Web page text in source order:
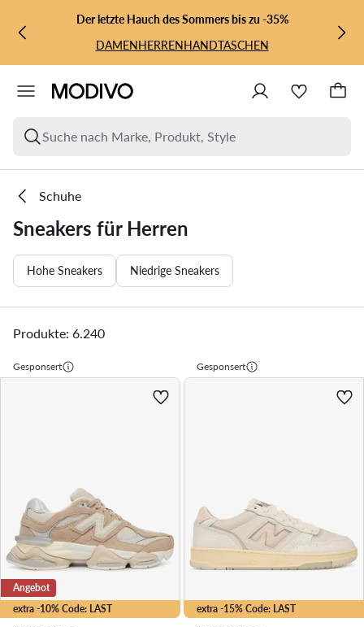
ZUM HAUPTINHALT SPRINGEN
ZUR SUCHEDer letzte Hauch des Sommers bis zu -35%
DAMENHERRENHANDTASCHEN
Suche nach Marke, Produkt, Style
Schuhe
Sneakers für Herren
Hohe Sneakers Niedrige Sneakers
Produkte: 6.240
Gesponsert
extra -10% Code: LAST
Angebot
Gesponsert
extra -15% Code: LAST